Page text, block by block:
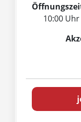
10:00